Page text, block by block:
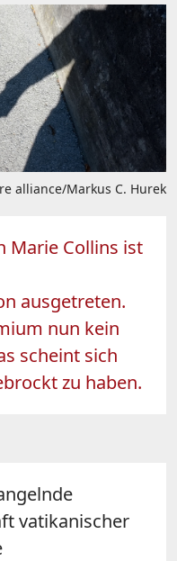
alliance/Markus C. Hurek
Marie Collins ist
ausgetreten.
nun kein
scheint sich
zu haben.
vatikanischer